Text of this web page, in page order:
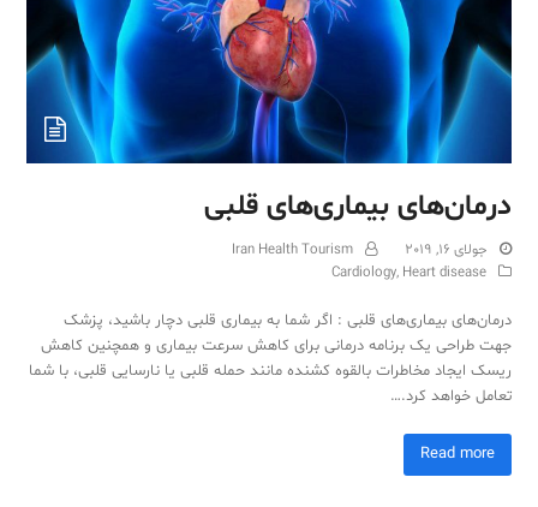
درمان‌های بیماری‌های قلبی
جولای 16, 2019
Iran Health Tourism
Cardiology, Heart disease
درمان‌های بیماری‌های قلبی : اگر شما به بیماری قلبی دچار باشید، پزشک
جهت طراحی یک برنامه درمانی برای کاهش سرعت بیماری و همچنین کاهش
ریسک ایجاد مخاطرات بالقوه کشنده مانند حمله قلبی یا نارسایی قلبی، با شما
تعامل خواهد کرد.…
Read more